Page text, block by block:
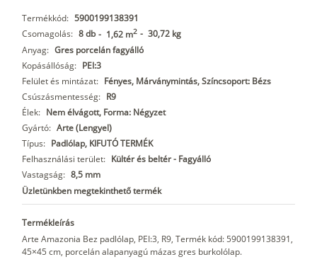
Termékkód: 5900199138391
Csomagolás: 8 db - 1,62 m2 - 30,72 kg
Anyag: Gres porcelán fagyálló
Kopásállóság: PEI:3
Felület és mintázat: Fényes, Márványmintás, Színcsoport: Bézs
Csúszásmentesség: R9
Élek: Nem élvágott, Forma: Négyzet
Gyártó: Arte (Lengyel)
Típus: Padlólap, KIFUTÓ TERMÉK
Felhasználási terület: Kültér és beltér - Fagyálló
Vastagság: 8,5 mm
Üzletünkben megtekinthető termék
Termékleírás
Arte Amazonia Bez padlólap, PEI:3, R9, Termék kód: 5900199138391,
45×45 cm, porcelán alapanyagú mázas gres burkolólap.